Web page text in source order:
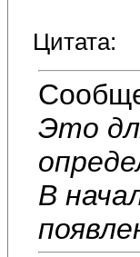
Цитата:
Это
В